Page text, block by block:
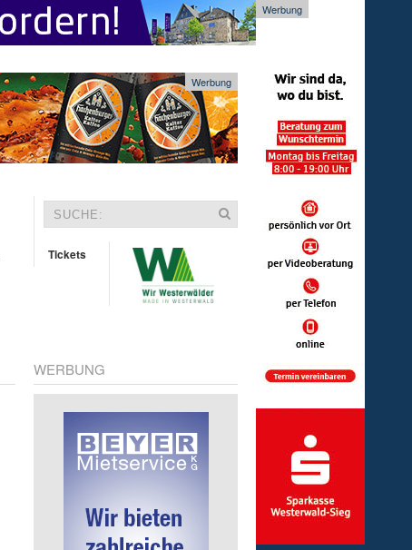
Werbung
Werbung
Tickets
WERBUNG